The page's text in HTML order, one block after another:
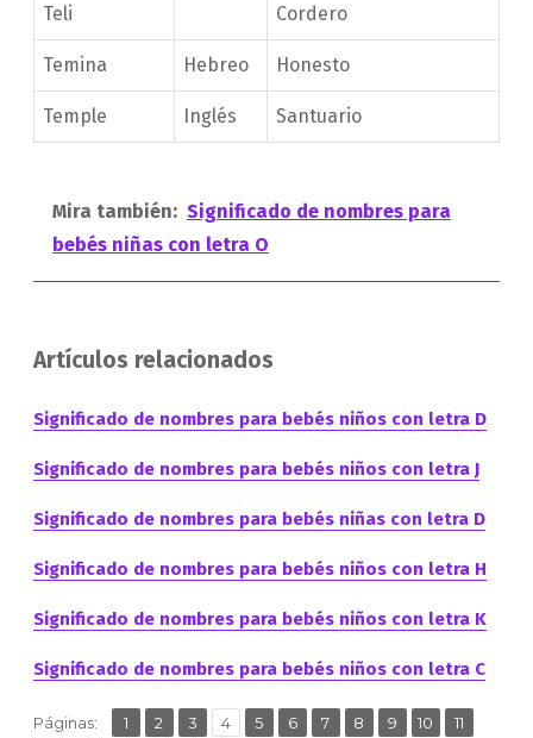
Teli Cordero
Temina Hebreo Honesto
Temple Inglés Santuario
Mira también: Significado de nombres para
bebés niñas con letra O
Artículos relacionados
Significado de nombres para bebés niños con letra D
Significado de nombres para bebés niños con letra J
Significado de nombres para bebés niñas con letra D
Significado de nombres para bebés niños con letra H
Significado de nombres para bebés niños con letra K
Significado de nombres para bebés niños con letra C
Páginas: Página
1 ,
Página
2 ,Página
3 ,
Página
4 ,Página
5 ,Página
6 ,
Página
7 ,
Página
8 ,
Página
9 ,
Página
10 ,
Página
11